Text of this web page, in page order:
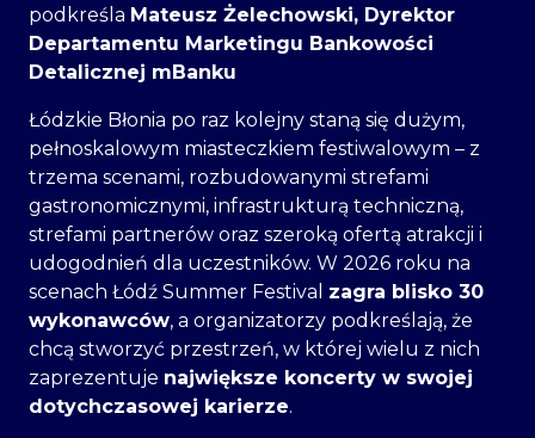
podkreśla Mateusz Żelechowski, Dyrektor
Departamentu Marketingu Bankowości
Detalicznej mBanku
Łódzkie Błonia po raz kolejny staną się dużym,
pełnoskalowym miasteczkiem festiwalowym – z
trzema scenami, rozbudowanymi strefami
gastronomicznymi, infrastrukturą techniczną,
strefami partnerów oraz szeroką ofertą atrakcji i
udogodnień dla uczestników. W 2026 roku na
scenach Łódź Summer Festival zagra blisko 30
wykonawców, a organizatorzy podkreślają, że
chcą stworzyć przestrzeń, w której wielu z nich
zaprezentuje największe koncerty w swojej
dotychczasowej karierze.